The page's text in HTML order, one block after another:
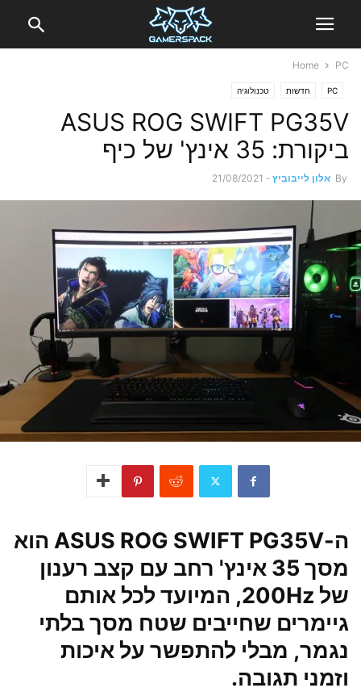
Home PC
PC חדשות טכנולוגיה
ASUS ROG SWIFT PG35V
ביקורת: 35 אינץ' של כיף
By אלון לייבוביץ -
21/08/2021
ה-ASUS ROG SWIFT PG35V הוא
מסך 35 אינץ' רחב עם קצב רענון
של 200Hz, המיועד לכל אותם
גיימרים שחייבים שטח מסך בלתי
נגמר, מבלי להתפשר על איכות
וזמני תגובה.